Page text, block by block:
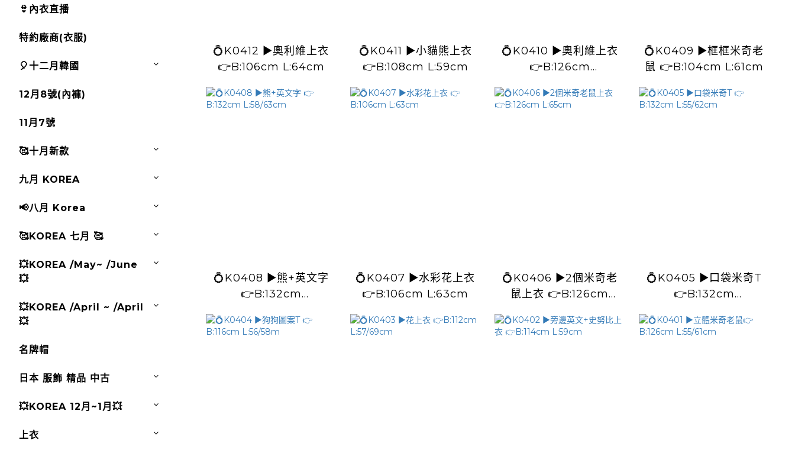
👙內衣直播
特約廠商(衣服)
🎈十二月韓國
12月8號(內褲)
11月7號
🥰十月新款
九月 KOREA
📢八月 Korea
🥰KOREA 七月 🥰
💥KOREA /May~ /June
💥
💥KOREA /April ~ /April
💥
名牌帽
日本 服飾 精品 中古
💥KOREA 12月~1月💥
上衣
💍K0412 ▶️奧利維上衣
👉B:106cm L:64cm
💍K0411 ▶️小貓熊上衣
👉B:108cm L:59cm
💍K0410 ▶️奧利維上衣
👉B:126cm
💍K0409 ▶️框框米奇老
鼠 👉B:104cm L:61cm
💍K0408 ▶️熊+英文字
👉B:132cm
💍K0407 ▶️水彩花上衣
👉B:106cm L:63cm
💍K0406 ▶️2個米奇老
鼠上衣 👉B:126cm
💍K0405 ▶️口袋米奇T
👉B:132cm